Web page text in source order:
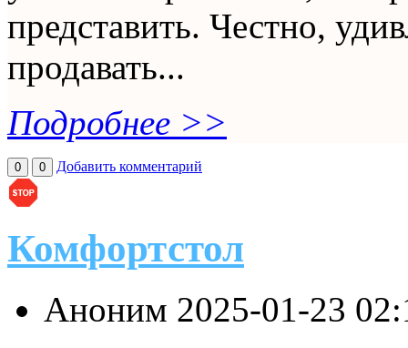
представить. Честно,
продавать...
Подробнее >>
0 0 Добавить комментарий
Комфортстол
Аноним 2025-01-23